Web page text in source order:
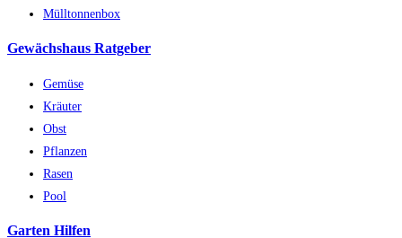
Mülltonnenbox
Gewächshaus Ratgeber
Gemüse
Kräuter
Obst
Pflanzen
Rasen
Pool
Garten Hilfen